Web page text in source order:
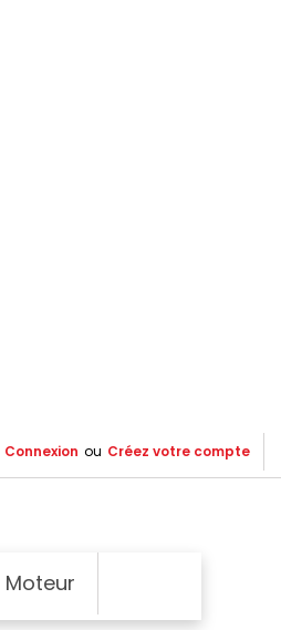
Connexion ou Créez votre compte
Moteur